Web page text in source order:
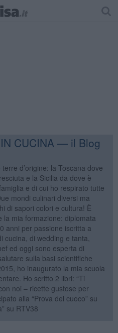
CUCINA — il Blog
d’origine: la Toscana dove
e la Sicilia da dove è
e di cui ho respirato tutte
mondi culinari diversi ma
di sapori colori e cultura! È
la mia formazione: diplomata
anni per passione iscritta a
cucina, di wedding e tanta,
ed oggi sono esperta di
sulla basi scientifiche
ho inaugurato la mia scuola
Ho scritto 2 libri: “Ti
noi – ricette gustose per
alla “Prova del cuoco” su
su RTV38